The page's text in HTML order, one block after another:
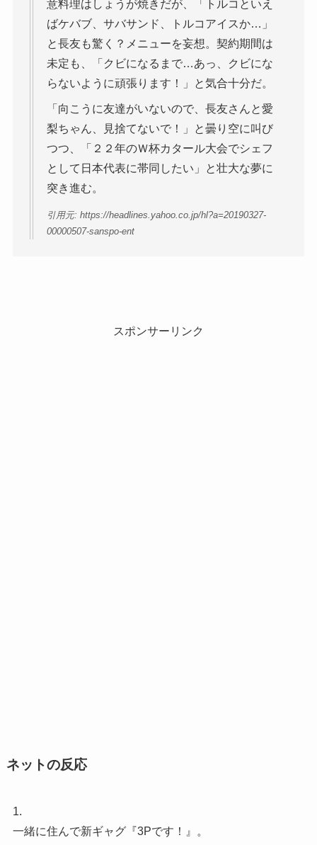
意料理はしょうが焼きだが、「トルコといえ
ばケバブ、サバサンド、トルコアイスか…」
と長友も驚く？メニューを妄想。契約期間は
未定も、「クビになるまで…あっ、クビにな
らないように頑張ります！」と気合十分だ。
「向こうに友達がいないので、長友さんと愛
梨ちゃん、見捨てないで！」と曇り空に叫び
つつ、「２２年のＷ杯カタール大会でシェフ
として日本代表に帯同したい」と壮大な夢に
突き進む。
引用元: https://headlines.yahoo.co.jp/hl?a=20190327-
00000507-sanspo-ent
スポンサーリンク
ネットの反応
1.
一緒に住んで新ギャグ『3Pです！』。